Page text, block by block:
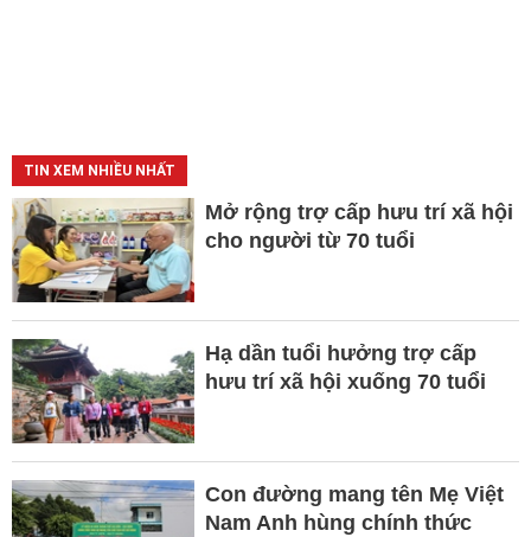
TIN XEM NHIỀU NHẤT
Mở rộng trợ cấp hưu trí xã hội
cho người từ 70 tuổi
Hạ dần tuổi hưởng trợ cấp
hưu trí xã hội xuống 70 tuổi
Con đường mang tên Mẹ Việt
Nam Anh hùng chính thức